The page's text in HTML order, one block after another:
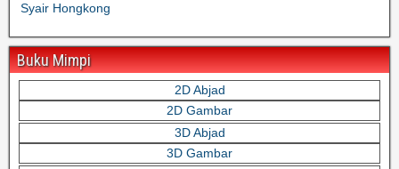
Syair Hongkong
Buku Mimpi
2D Abjad
2D Gambar
3D Abjad
3D Gambar